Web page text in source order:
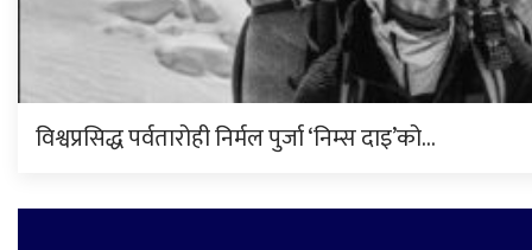
विश्वप्रसिद्ध पर्वतारोही निर्मल पुर्जा ‘निम्स दाइ’को…